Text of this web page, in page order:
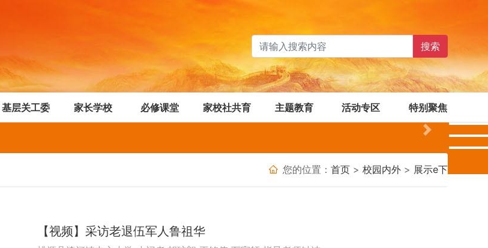
搜索
基层关工委 家长学校 必修课堂 家校社共育 主题教育 活动专区 特别聚焦
Next
您的位置： 首页 > 校园内外 > 展示e下
【视频】采访老退伍军人鲁祖华